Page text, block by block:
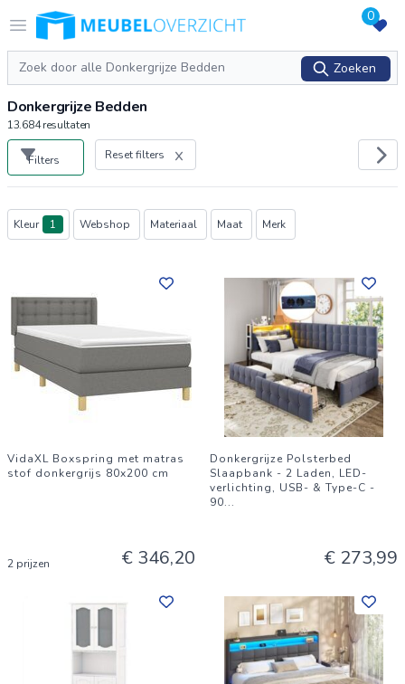
Open menu
Logo Meubeloverzicht.nl 0
Zoeken
Zoeken
Donkergrijze Bedden
13.684resultaten
Filters Reset filters
Producten
Kleur 1 Webshop Materiaal Maat Merk
VidaXL Boxspring met matras
stof donkergrijs 80x200 cm
2 prijzen € 346,20
Donkergrijze Polsterbed
Slaapbank - 2 Laden, LED-
verlichting, USB- & Type-C -
90...
€ 273,99